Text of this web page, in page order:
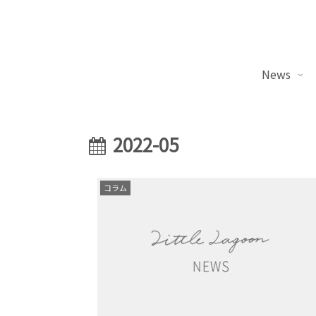
News
2022-05
コラム